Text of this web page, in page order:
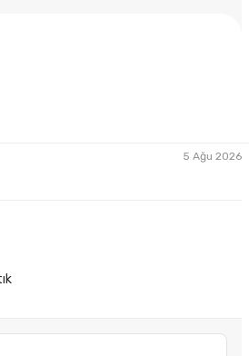
5 Ağu 2026